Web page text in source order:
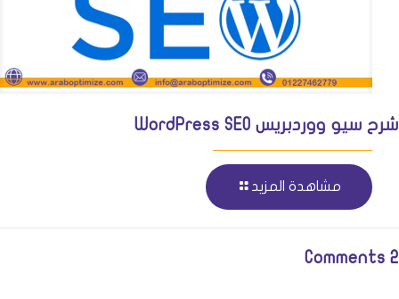
شرح سيو ووردبريس WordPress SEO
مشاهدة المزيد
2 Comments